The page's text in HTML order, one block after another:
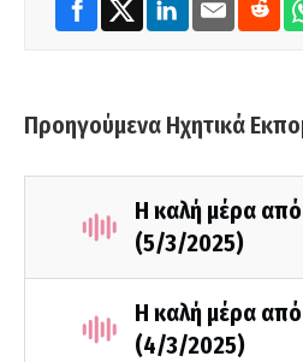
Προηγούμενα Ηχητικά
Η καλή μέρα
(5/3/2025)
Η καλή μέρα
(4/3/2025)